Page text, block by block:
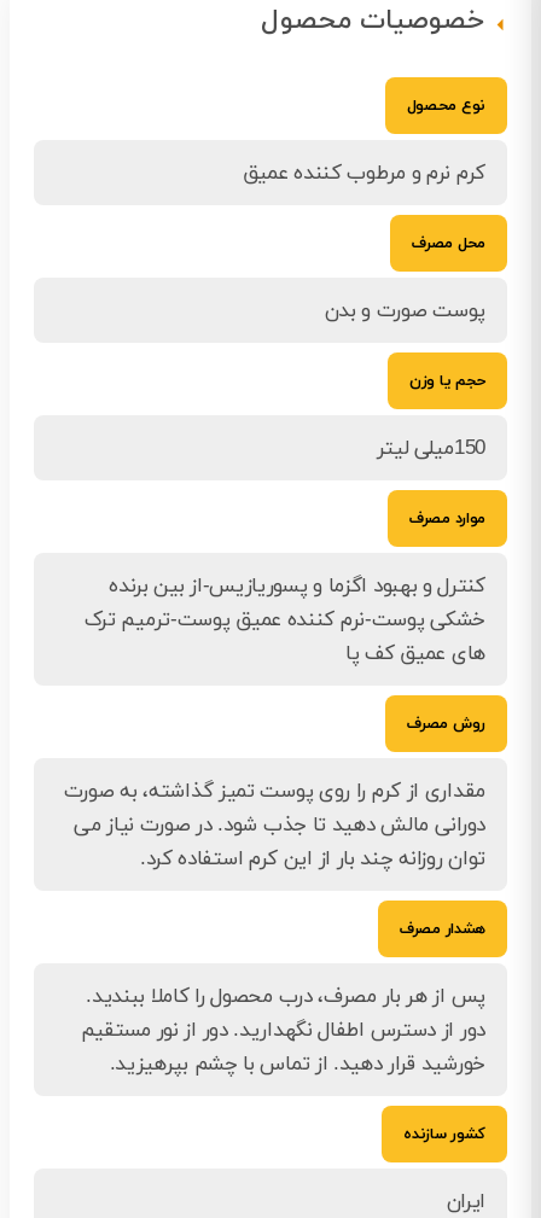
خصوصیات محصول
نوع محصول
کرم نرم و مرطوب کننده عمیق
محل مصرف
پوست صورت و بدن
حجم یا وزن
150میلی لیتر
موارد مصرف
کنترل و بهبود اگزما و پسوریازیس-از بین برنده
خشکی پوست-نرم کننده عمیق پوست-ترمیم ترک
های عمیق کف پا
روش مصرف
مقداری از کرم را روی پوست تمیز گذاشته، به صورت
دورانی مالش دهید تا جذب شود. در صورت نیاز می
توان روزانه چند بار از این کرم استفاده کرد.
هشدار مصرف
پس از هر بار مصرف، درب محصول را کاملا ببندید.
دور از دسترس اطفال نگهدارید. دور از نور مستقیم
خورشید قرار دهید. از تماس با چشم بپرهیزید.
کشور سازنده
ایران